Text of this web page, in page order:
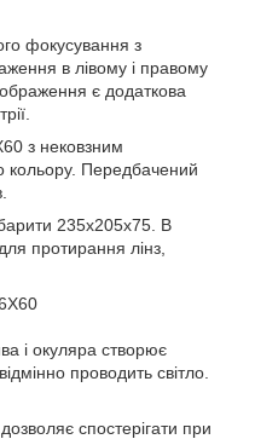
фокусування з
в лівому і правому
є додаткова
з нековзним
кольору. Передбачений
235x205x75. В
протирання лінз,
і окуляра створює
проводить світло.
спостерігати при